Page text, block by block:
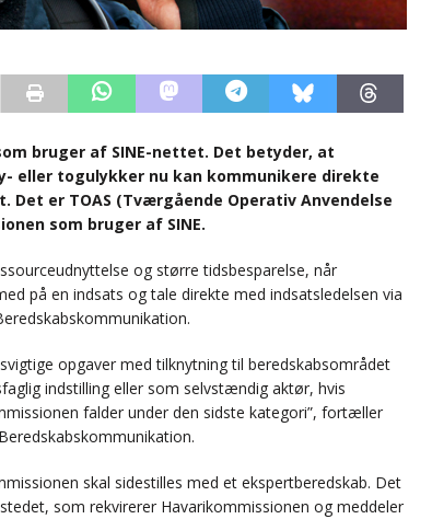
bruger af SINE-nettet. Det betyder, at
eller togulykker nu kan kommunikere direkte
er TOAS (Tværgående Operativ Anvendelse
som bruger af SINE.
og større tidsbesparelse, når
på en indsats og tale direkte med indsatsledelsen via
opgaver med tilknytning til beredskabsområdet
indstilling eller som selvstændig aktør, hvis
falder under den sidste kategori”, fortæller
skal sidestilles med et ekspertberedskab. Det
som rekvirerer Havarikommissionen og meddeler